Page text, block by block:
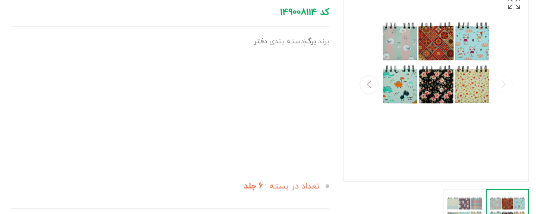
کد 149008114
برند:برگدسته بندی:دفتر
تعداد در بسته : 6 جلد